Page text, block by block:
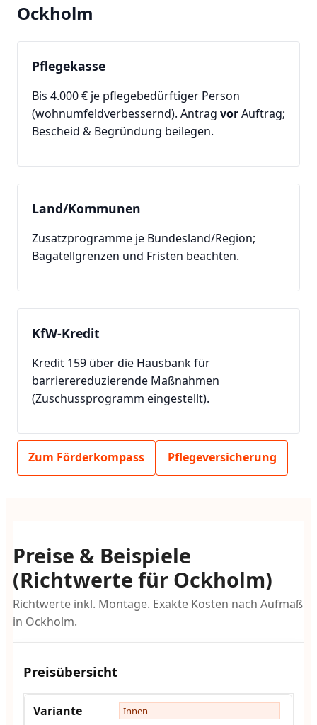
Ockholm
Pflegekasse
Bis 4.000 € je pflegebedürftiger Person
(wohnumfeldverbessernd). Antrag vorAuftrag;
Bescheid & Begründung beilegen.
Land/Kommunen
Zusatzprogramme je Bundesland/Region;
Bagatellgrenzen und Fristen beachten.
KfW-Kredit
Kredit 159 über die Hausbank für
barrierereduzierende Maßnahmen
(Zuschussprogramm eingestellt).
Zum Förderkompass Pflegeversicherung
Preise & Beispiele
(Richtwerte für Ockholm)
Richtwerte inkl. Montage. Exakte Kosten nach Aufmaß
in Ockholm.
Preisübersicht
Innen